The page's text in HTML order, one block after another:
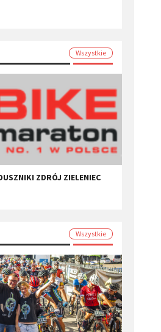
Wszystkie
ZDRÓJ ZIELENIEC
Wszystkie